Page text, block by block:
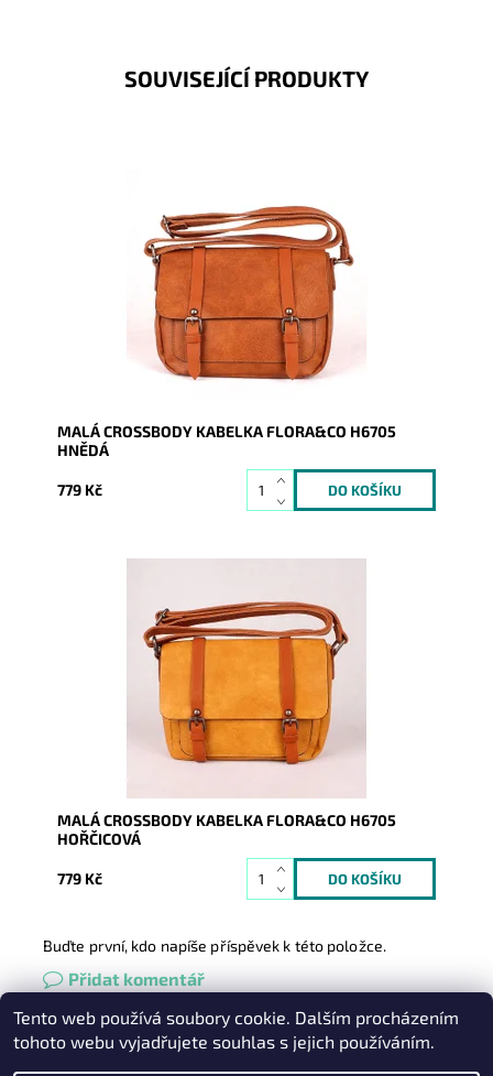
SOUVISEJÍCÍ PRODUKTY
Jednoduchá ale originální crossbody kabelka značky
FLORA&CO H6705.
Skladem
8282
FLORA&CO
2 roky
MALÁ CROSSBODY KABELKA FLORA&CO H6705
HNĚDÁ
779 Kč
Jednoduchá ale originální crossbody kabelka značky
FLORA&CO H6705 doplněna hnědými doplňky.
Skladem
8283
FLORA&CO
MALÁ CROSSBODY KABELKA FLORA&CO H6705
HOŘČICOVÁ
779 Kč
Buďte první, kdo napíše příspěvek k této položce.
Přidat komentář
Heureka.cz | Zboží.cz Oázakabelek
Tento web používá soubory cookie. Dalším procházením
tohoto webu vyjadřujete souhlas s jejich používáním.